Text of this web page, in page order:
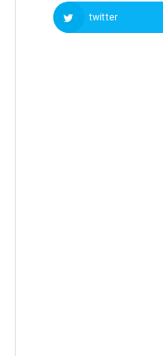
twitter